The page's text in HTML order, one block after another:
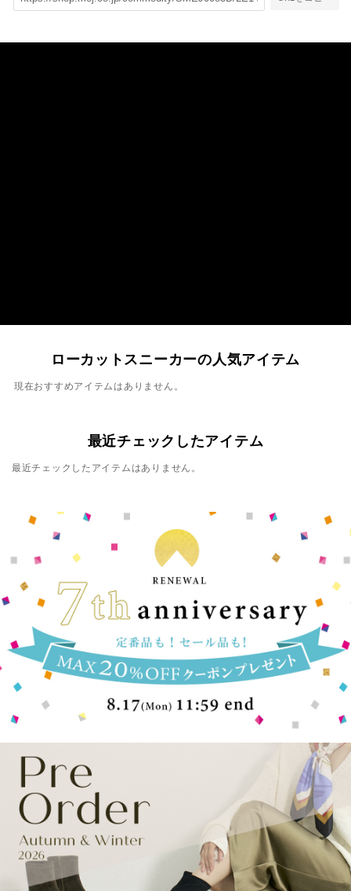
ローカットスニーカーの人気アイテム
現在おすすめアイテムはありません。
最近チェックしたアイテム
最近チェックしたアイテムはありません。